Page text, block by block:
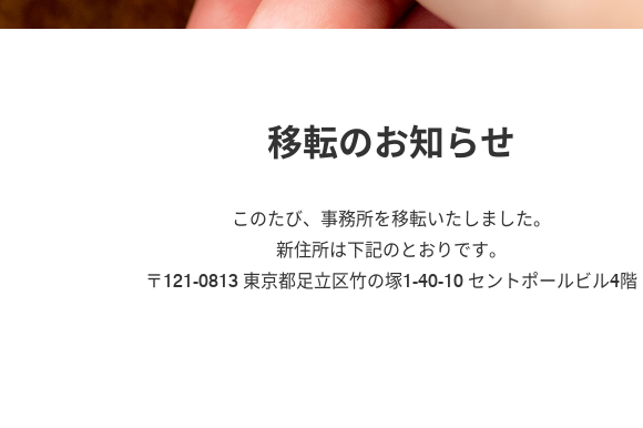
移転のお知らせ
このたび、事務所を移転いたしました。
新住所は下記のとおりです。
〒121-0813 東京都足立区竹の塚1-40-10 セントポールビル4階